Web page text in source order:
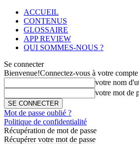
ACCUEIL
CONTENUS
GLOSSAIRE
APP REVIEW
QUI SOMMES-NOUS ?
Se connecter
Bienvenue!Connectez-vous à votre compte
votre nom
votre mot de
Mot de passe oublié ?
Politique de confidentialité
Récupération de mot de passe
Récupérer votre mot de passe